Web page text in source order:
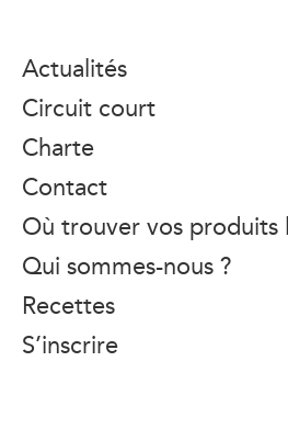
Actualités
Circuit court
Charte
Contact
Où trouver vos produits
Qui sommes-nous ?
Recettes
S’inscrire